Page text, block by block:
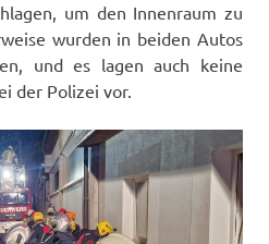
um den Innenraum zu
wurden in beiden Autos
und es lagen auch keine
der Polizei vor.